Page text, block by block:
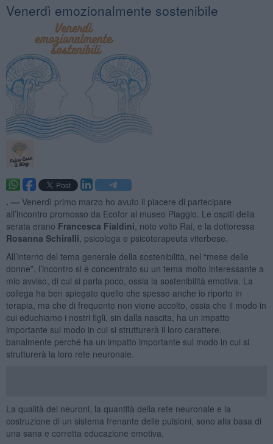
​Venerdì emozionalmente sostenibile
. — Venerdì primo marzo ho avuto il piacere di partecipare
all’incontro promosso da Ecofor al museo Piaggio. Le ospiti della
serata erano Francesca Fialdini , noto volto Rai, e la dottoressa
Rosanna Schiralli , psicologa e psicoterapeuta viterbese.
All’interno del tema generale della sostenibilità, nel “mese delle
donne”, l’incontro si è concentrato su un tema molto interessante a
mio avviso, di cui si parla poco, ossia la sostenibilità emotiva. La
collega ha ben spiegato quello che spesso anche io riporto in
terapia, ma che di frequente non viene accolto, ossia che il modo in
cui educhiamo i nostri figli, sin dalla nascita, ha un impatto
importante sul modo in cui si strutturerà il loro carattere,
banalmente perché ha un impatto importante sul modo in cui si
strutturerà la loro rete neuronale.
La qualità dei neuroni, la quantità della rete neuronale e la
costruzione di un sistema frenante delle pulsioni, sono alla basa di
una sana e corretta educazione emotiva.